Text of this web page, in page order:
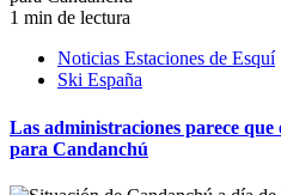
1 min de lectura
Noticias Estaciones de Esquí
Ski España
Las administraciones parece que
para Candanchú